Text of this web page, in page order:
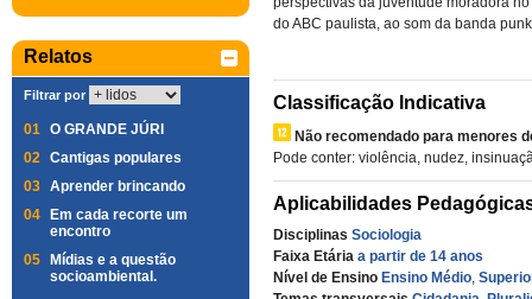
Relatos
Filtrar por
01 O GRANDE JÚRI
02 Cantigas populares
03 Aprender brincando
04
Em cada recorte um
encontro
05
Mídias e a questão
socioambiental.
do ABC paulista, ao som da banda
Classificação Indicativa
Não recomendado para menores
Pode conter: violência, nudez,
Aplicabilidades
Disciplinas Sociologia
Faixa Etária a partir de 14 anos
Nível de Ensino Ensino Médio,